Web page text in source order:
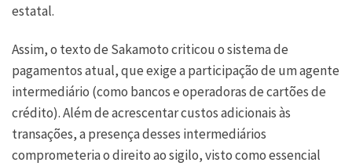
estatal.
Assim, o texto de Sakamoto criticou o sistema de
pagamentos atual, que exige a participação de um agente
intermediário (como bancos e operadoras de cartões de
crédito). Além de acrescentar custos adicionais às
transações, a presença desses intermediários
comprometeria o direito ao sigilo, visto como essencial